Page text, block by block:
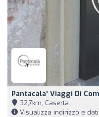
Pantacala' Viaggi Di
32,7km, Caserta
Visualizza indirizzo e